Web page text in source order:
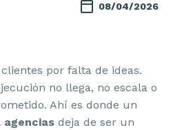
08/04/2026
por falta de ideas.
no llega, no escala o
Ahí es donde un
deja de ser un